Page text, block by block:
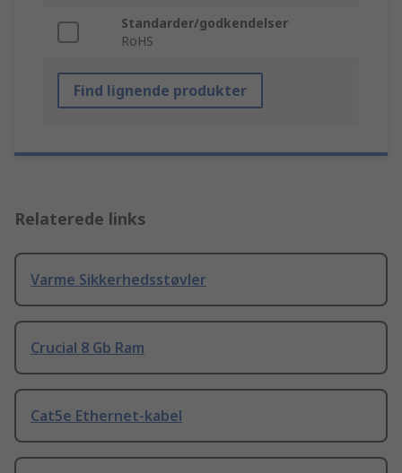
Standarder/godkendelser
RoHS
Find lignende produkter
Relaterede links
Varme Sikkerhedsstøvler
Crucial 8 Gb Ram
Cat5e Ethernet-kabel